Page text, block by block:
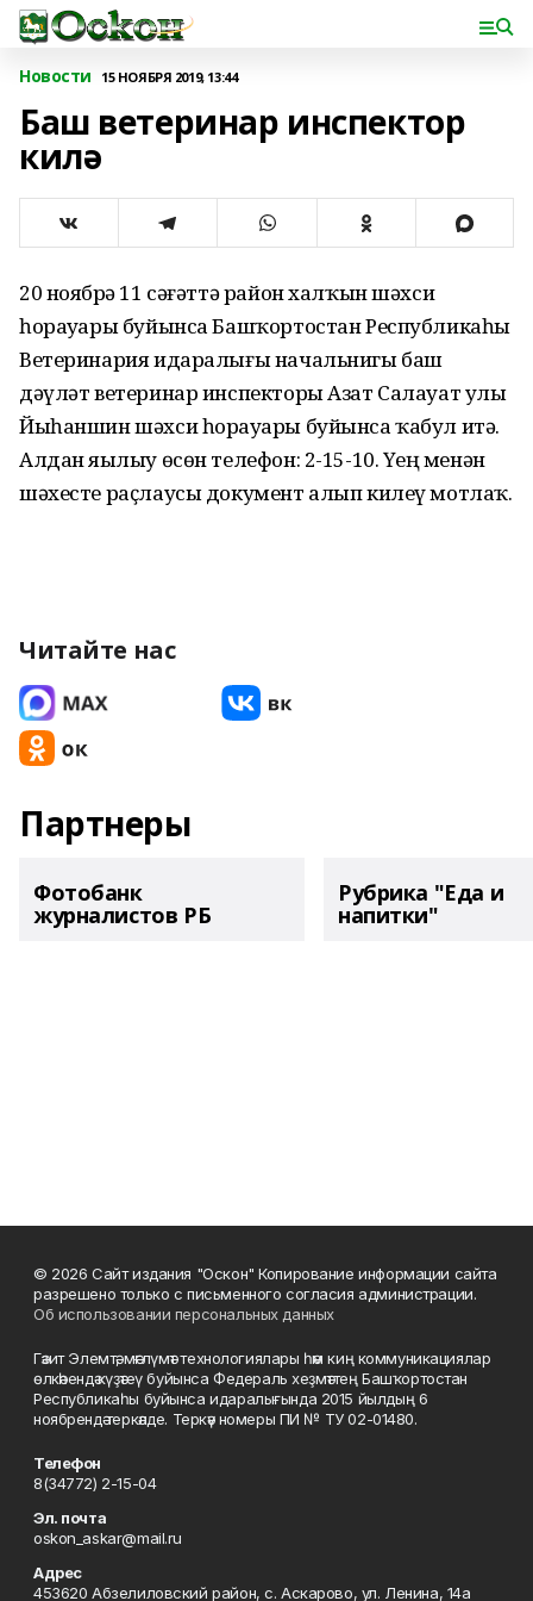
Новости 15 НОЯБРЯ 2019, 13:44
Баш ветеринар инспектор
килә
20 ноябрҙә 11 сәғәттә район халҡын шәхси
һорауҙары буйынса Башҡортостан Республикаһы
Ветеринария идаралығы начальнигы баш
дәүләт ветеринар инспекторы Азат Салауат улы
Йыһаншин шәхси һорауҙары буйынса ҡабул итә.
Алдан яҙылыу өсөн телефон: 2-15-10. Үҙең менән
шәхесте раҫлаусы документ алып килеү мотлаҡ.
Читайте нас
Партнеры
Фотобанк
журналистов РБ
Рубрика "Еда и
напитки"
© 2026 Сайт издания "Оскон" Копирование информации сайта
разрешено только с письменного согласия администрации.
Об использовании персональных данных
Гәзит Элемтә, мәғлүмәт технологиялары һәм киң коммуникациялар
өлкәһендә күҙәтеү буйынса Федераль хеҙмәттең Башҡортостан
Республикаһы буйынса идаралығында 2015 йылдың 6
ноябрендә теркәлде. Теркәү номеры ПИ № ТУ 02-01480.
Телефон
8(34772) 2-15-04
Эл. почта
oskon_askar@mail.ru
Адрес
453620 Абзелиловский район, с. Аскарово, ул. Ленина, 14а